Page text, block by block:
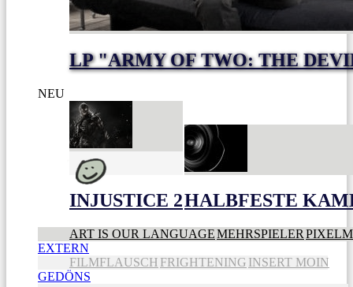
LP "ARMY OF TWO: THE
NEU
INJUSTICE 2HALBFESTE
ART IS OUR LANGUAGEMEHRSPIELER
EXTERN
FILMFLAUSCH FRIGHTENING INSERT MOIN
GEDÖNS